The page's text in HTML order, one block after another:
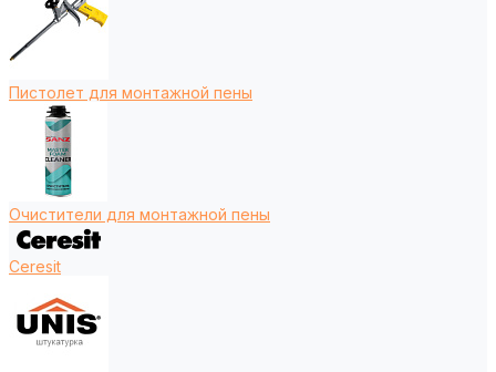
Пистолет для монтажной пены
Очистители для монтажной пены
Ceresit